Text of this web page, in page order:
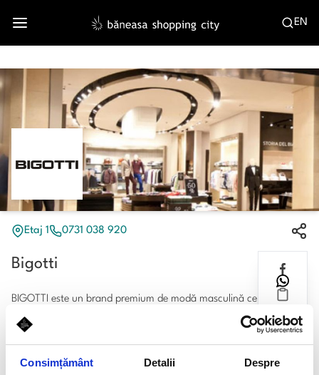
Consimțământ Detalii Despre
EN
Etaj 1 0731 038 920
Bigotti
BIGOTTI este un brand premium de modă masculină ce asigură un
"look total" pentru orice ocazie, prin intermediul colecţiilor ce
abordează un stil variat.